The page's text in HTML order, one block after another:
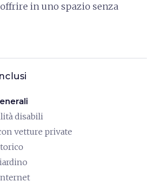
in uno spazio senza
disabili
vetture private